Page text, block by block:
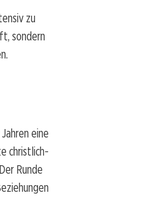
zu
sondern
eine
christlich-
Runde